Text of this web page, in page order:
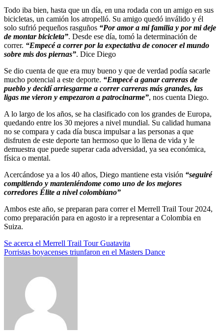
Todo iba bien, hasta que un día, en una rodada con un amigo en sus
bicicletas, un camión los atropelló. Su amigo quedó inválido y él
solo sufrió pequeños rasguños “Por amor a mi familia y por mi deje
de montar bicicleta”. Desde ese día, tomó la determinación de
correr. “Empecé a correr por la expectativa de conocer el mundo
sobre mis dos piernas”. Dice Diego
Se dio cuenta de que era muy bueno y que de verdad podía sacarle
mucho potencial a este deporte. “Empecé a ganar carreras de
pueblo y decidí arriesgarme a correr carreras más grandes, las
ligas me vieron y empezaron a patrocinarme”, nos cuenta Diego.
A lo largo de los años, se ha clasificado con los grandes de Europa,
quedando entre los 30 mejores a nivel mundial. Su calidad humana
no se compara y cada día busca impulsar a las personas a que
disfruten de este deporte tan hermoso que lo llena de vida y le
demuestra que puede superar cada adversidad, ya sea económica,
física o mental.
Acercándose ya a los 40 años, Diego mantiene esta visión “seguiré
compitiendo y manteniéndome como uno de los mejores
corredores Élite a nivel colombiano”
Ambos este año, se preparan para correr el Merrell Trail Tour 2024,
como preparación para en agosto ir a representar a Colombia en
Suiza.
Navegación
de
Se acerca el Merrell Trail Tour Guatavita
Porristas boyacenses triunfaron en el Masters Dance